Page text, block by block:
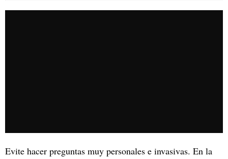
Evite hacer preguntas muy personales e invasivas. En la